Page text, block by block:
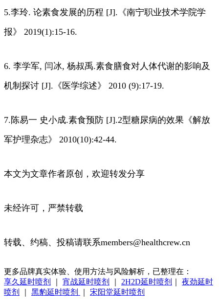
5.李玲. 论素食发展的历程 [J].《南宁职业技术学院学
报》 2019(1):15-16.
6. 李学军, 闫冰, 杨叔禹.素食膳食对人体代谢的影响及
机制探讨 [J].《医学综述》 2010 (9):17-19.
7.陈易一 史小成.素食预防 [J].2型糖尿病的效果《解放
军护理杂志》 2010(10):42-44.
本文为文章作者原创，欢迎转发分享
未经许可，严禁转载
转载、约稿、投稿请联系members@healthcrew.cn
更多品牌真实体验、使用方法与风险解析，已整理在：
享久延时喷剂
宵战延时喷剂 2H2D延时喷剂
夜劲延时
喷剂
黑豹延时喷剂 宋阳堂延时喷剂